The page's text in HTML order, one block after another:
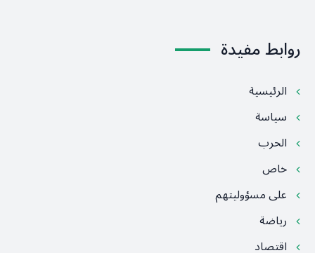
روابط مفيدة
الرئيسية
سياسة
الحرب
خاص
على مسؤوليتهم
رياضة
اقتصاد